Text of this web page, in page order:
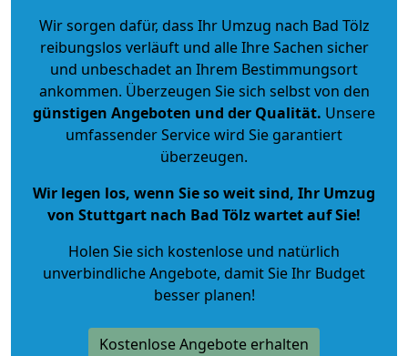
Wir sorgen dafür, dass Ihr Umzug nach Bad Tölz
reibungslos verläuft und alle Ihre Sachen sicher
und unbeschadet an Ihrem Bestimmungsort
ankommen. Überzeugen Sie sich selbst von den
günstigen Angeboten und der Qualität. Unsere
umfassender Service wird Sie garantiert
überzeugen.
Wir legen los, wenn Sie so weit sind, Ihr Umzug
von Stuttgart nach Bad Tölz wartet auf Sie!
Holen Sie sich kostenlose und natürlich
unverbindliche Angebote, damit Sie Ihr Budget
besser planen!
Kostenlose Angebote erhalten